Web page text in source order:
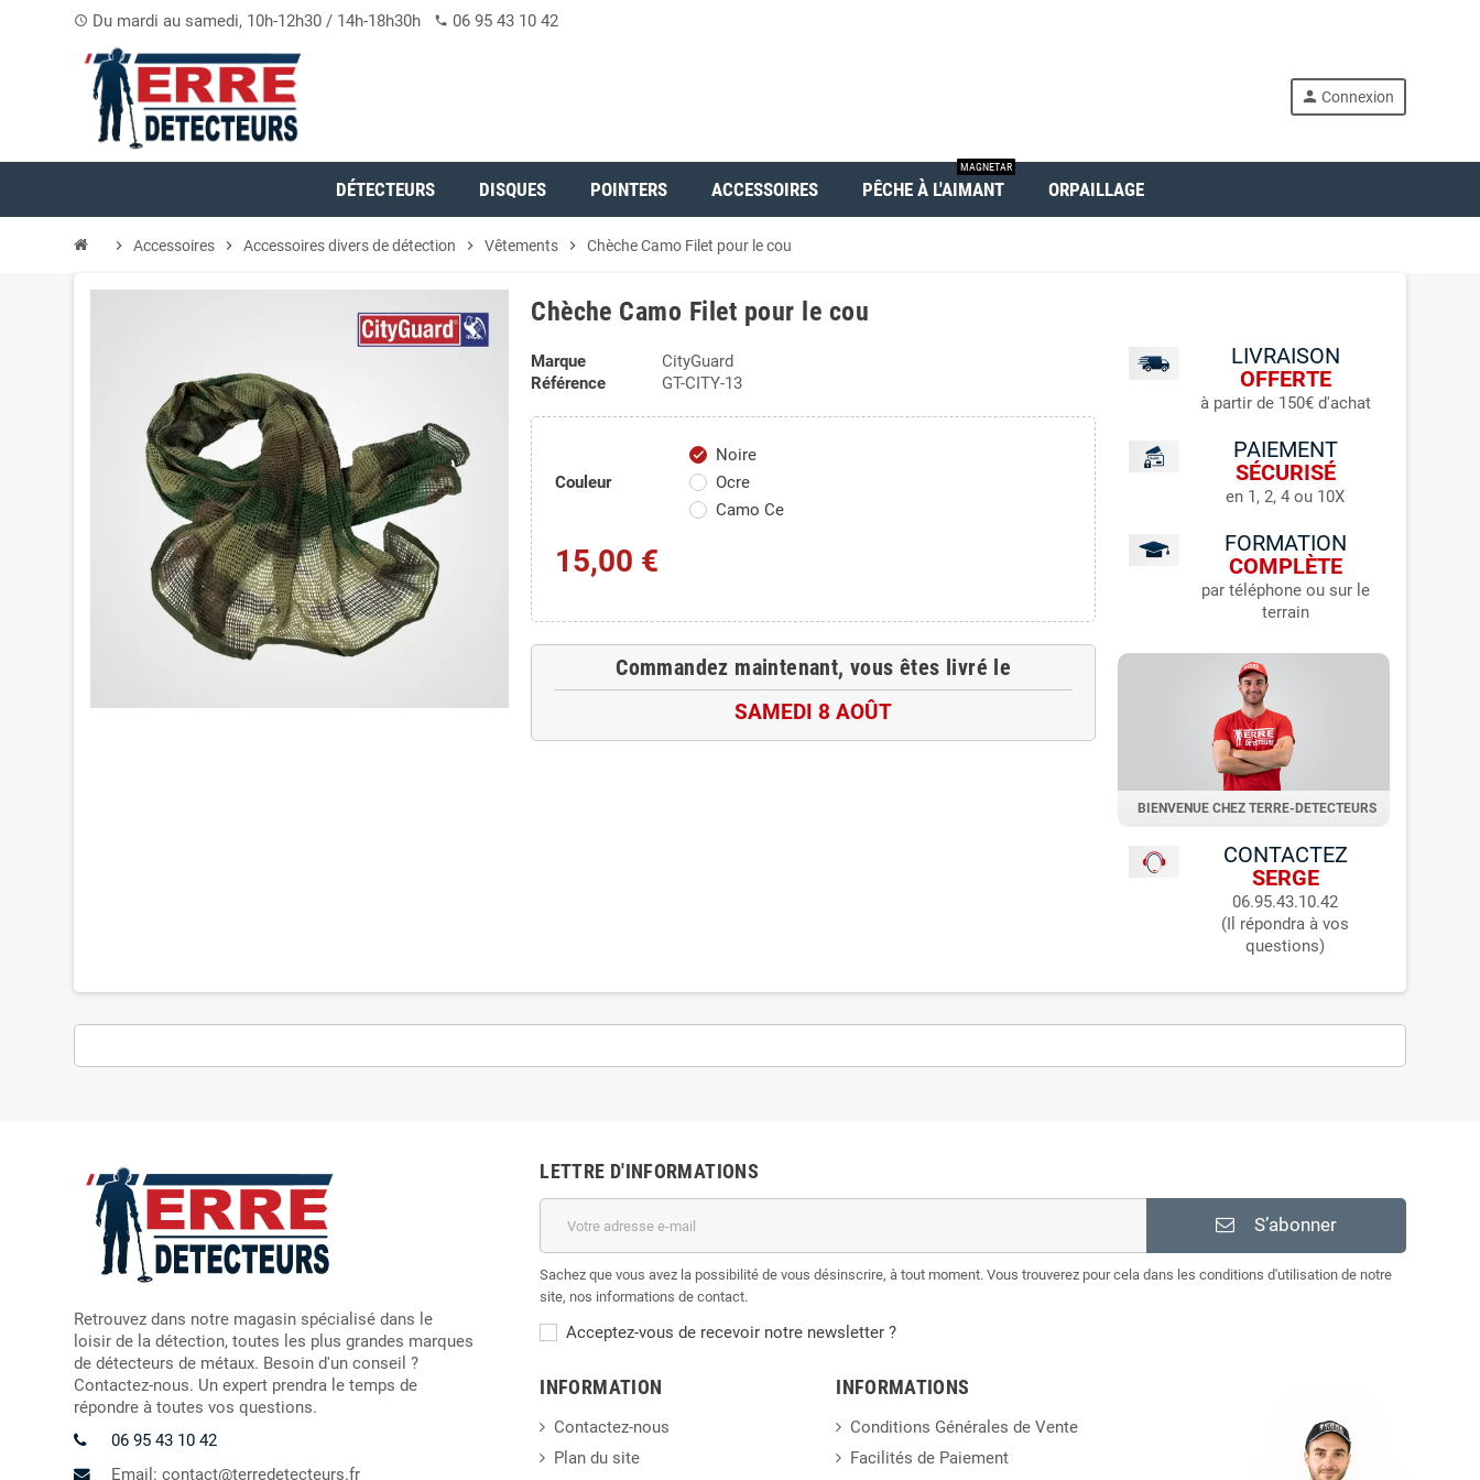
access_time Du mardi au samedi, 10h-12h30 / 14h-18h30h phone 06 95 43 10 42
person Connexion
DÉTECTEURS DISQUES POINTERS ACCESSOIRES PÊCHE À L'AIMANT
MAGNETAR
ORPAILLAGE
chevron_right Accessoires chevron_right Accessoires divers de détection chevron_right Vêtements chevron_right Chèche Camo Filet pour le cou
Chèche Camo Filet pour le cou
Marque
CityGuard
Référence
GT-CITY-13
Couleur
check
Noire
Ocre
Camo Ce
15,00 €
Commandez maintenant, vous êtes livré le
SAMEDI 8 AOÛT
LIVRAISON
OFFERTE
à partir de 150€ d'achat
PAIEMENT
SÉCURISÉ
en 1, 2, 4 ou 10X
FORMATION
COMPLÈTE
par téléphone ou sur le
terrain
BIENVENUE CHEZ TERRE-DETECTEURS
CONTACTEZ
SERGE
06.95.43.10.42
(Il répondra à vos
questions)
Retrouvez dans notre magasin spécialisé dans le
loisir de la détection, toutes les plus grandes marques
de détecteurs de métaux. Besoin d'un conseil ?
Contactez-nous. Un expert prendra le temps de
répondre à toutes vos questions.
06 95 43 10 42
Email: contact@terredetecteurs.fr
LETTRE D'INFORMATIONS
S’abonner
Sachez que vous avez la possibilité de vous désinscrire, à tout moment. Vous trouverez pour cela dans les conditions d'utilisation de notre
site, nos informations de contact.
Acceptez-vous de recevoir notre newsletter ?
INFORMATION
Contactez-nous
Plan du site
INFORMATIONS
Conditions Générales de Vente
Facilités de Paiement